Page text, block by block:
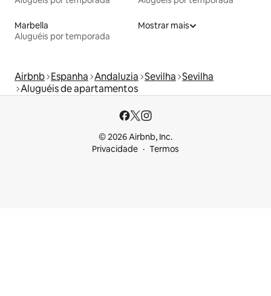
Marbella
Aluguéis por temporada
Mostrar mais
Airbnb Espanha Andaluzia Sevilha Sevilha
Aluguéis de apartamentos
© 2026 Airbnb, Inc.
Privacidade
Termos